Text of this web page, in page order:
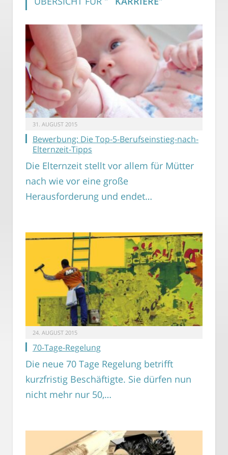
31. AUGUST 2015
Bewerbung: Die Top-5-Berufseinstieg-nach-
Elternzeit-Tipps
Die Elternzeit stellt vor allem für Mütter
nach wie vor eine große
Herausforderung und endet…
24. AUGUST 2015
70-Tage-Regelung
Die neue 70 Tage Regelung betrifft
kurzfristig Beschäftigte. Sie dürfen nun
nicht mehr nur 50,…